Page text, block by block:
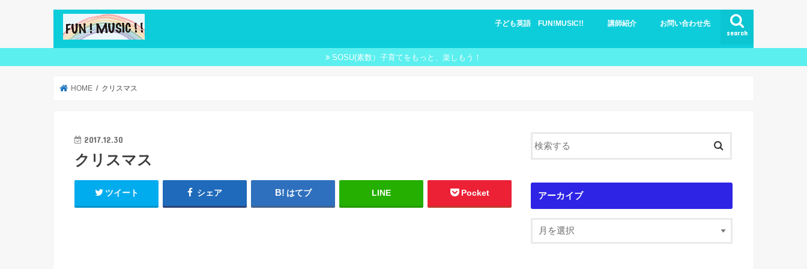
search
子ども英語 FUN!MUSIC!!
子ども英語 ブログ
講師紹介 お問い合わせ先
SOSU(素数）子育てをもっと、楽しもう！
HOME クリスマス
2017.12.30
クリスマス
ツイート シェア はてブ LINE Pocket アーカイブ